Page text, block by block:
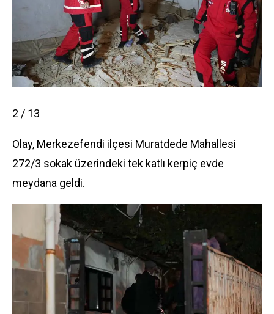
2 / 13
Olay, Merkezefendi ilçesi Muratdede Mahallesi
272/3 sokak üzerindeki tek katlı kerpiç evde
meydana geldi.